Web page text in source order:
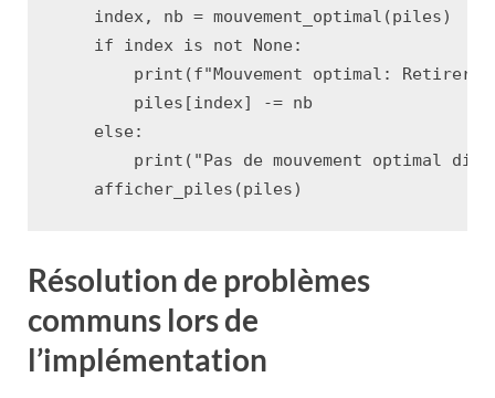
index, nb = mouvement_optimal (piles)
if
index is not None :
print (f"Mouvement optimal: Retirer
piles [index] -= nb
else :
print ( "Pas de mouvement optimal
afficher_piles (piles)
Résolution de problèmes
communs lors de
l’implémentation